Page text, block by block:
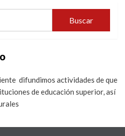
difundimos actividades de que
de educación superior, así